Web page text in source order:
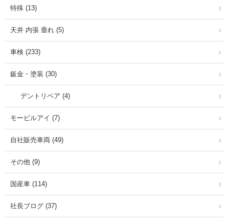
特殊 (13)
天井 内張 垂れ (5)
車検 (233)
鈑金・塗装 (30)
デントリペア (4)
モービルアイ (7)
自社販売車両 (49)
その他 (9)
国産車 (114)
社長ブログ (37)